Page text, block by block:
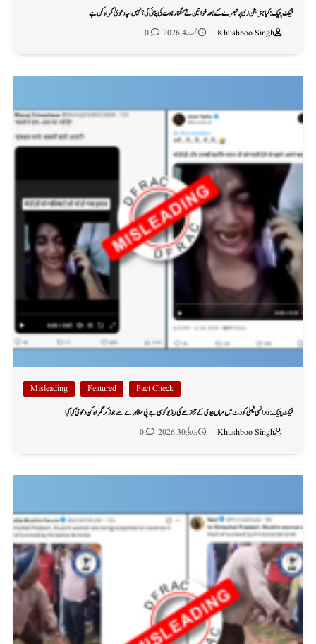
فیکٹ چیک: کیا جنریشن زی پر تبصرے کے بعد خواتین نے کنگنا رناوت کی پٹائی کی؟ نہیں، یہ دعویٰ گمراہ کن ہے
Khushboo Singh
اگست 4, 2026 0
Fact Check
Featured
Misleading
فیکٹ چیک: وارانسی فیملی کورٹ میں میاں بیوی کے تنازعے کی ویڈیو کو سی جے پی مظاہرے سے جوڑ کر گمراہ کن دعویٰ کیا گیا
Khushboo Singh
جولائی 30, 2026 0